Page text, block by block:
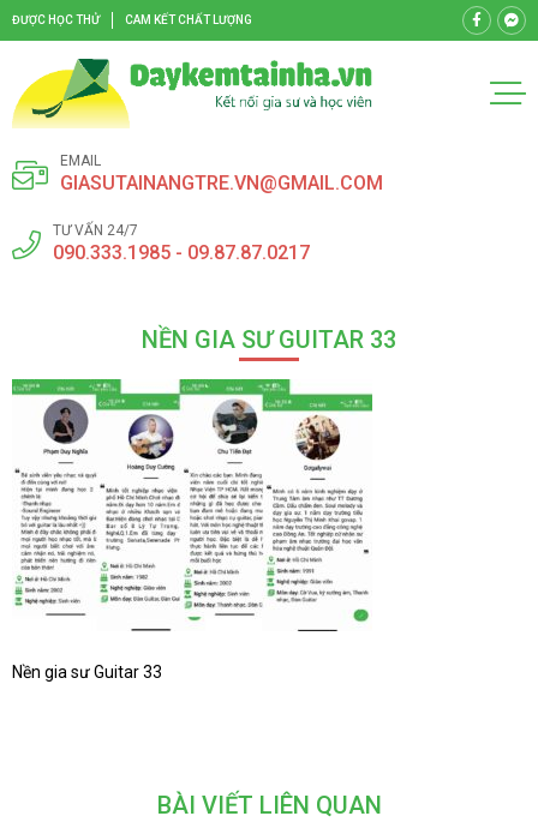
ĐƯỢC HỌC THỬ CAM KẾT CHẤT LƯỢNG
EMAIL
GIASUTAINANGTRE.VN@GMAIL.COM
TƯ VẤN 24/7
090.333.1985 - 09.87.87.0217
NỀN GIA SƯ GUITAR 33
Nền gia sư Guitar 33
BÀI VIẾT LIÊN QUAN